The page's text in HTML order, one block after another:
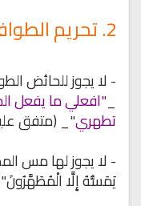
2. تحريم الطواف ومس المصحف
- لا يجوز للحائض
_"افعلي ما يفعل
تطهري"_ (متفق
- لا يجوز لها مس
يَمَسُّهُ إِلَّا الْمُطَهَّرُونَ"**